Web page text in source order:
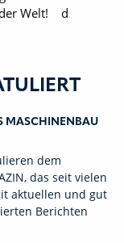
der Welt! d
MASCHINENBAU
dem
das seit vielen
aktuellen und gut
Berichten